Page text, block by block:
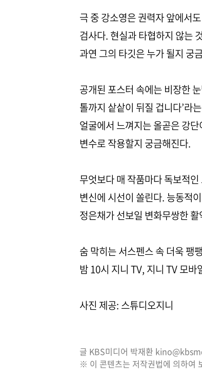
극 중 강소영은 권력자 앞에서
검사다. 현실과 타협하지 않는
과연 그의 타깃은 누가 될지 궁
공개된 포스터 속에는 비장한
톨까지 샅샅이 뒤질 겁니다’라
얼굴에서 느껴지는 올곧은 강
변수로 작용할지 궁금해진다.
무엇보다 매 작품마다 독보적
변신에 시선이 쏠린다. 능동적
정은채가 선보일 변화무쌍한
숨 막히는 서스펜스 속 더욱 팽
밤 10시 지니 TV, 지니 TV 모바
사진 제공: 스튜디오지니
글 KBS미디어 박재환
※ 이 콘텐츠는 저작권법에 의하여